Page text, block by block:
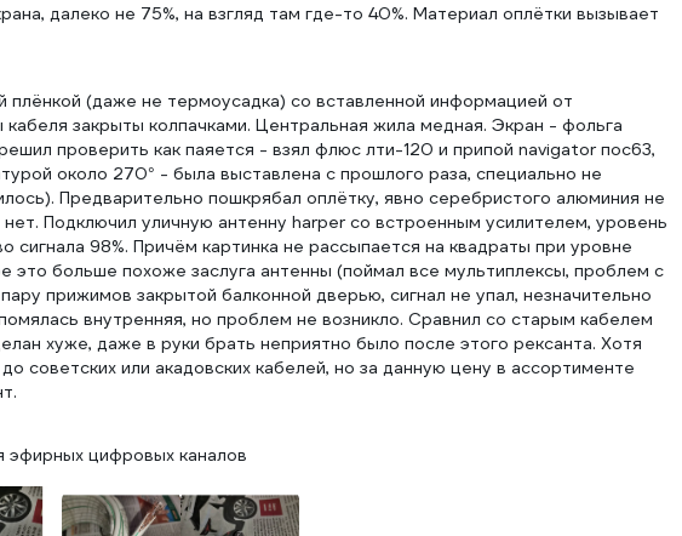
далеко не 75%, на взгляд там где-то 40%. Материал оплётки вызывает
плёнкой (даже не термоусадка) со вставленной информацией от
закрыты колпачками. Центральная жила медная. Экран - фольга
проверить как паяется - взял флюс лти-120 и припой navigator пос63,
около 270° - была выставлена с прошлого раза, специально не
Предварительно пошкрябал оплётку, явно серебристого алюминия не
Подключил уличную антенну harper со встроенным усилителем, уровень
сигнала 98%. Причём картинка не рассыпается на квадраты при уровне
это больше похоже заслуга антенны (поймал все мультиплексы, проблем с
прижимов закрытой балконной дверью, сигнал не упал, незначительно
внутренняя, но проблем не возникло. Сравнил со старым кабелем
хуже, даже в руки брать неприятно было после этого рексанта. Хотя
советских или акадовских кабелей, но за данную цену в ассортименте
эфирных цифровых каналов